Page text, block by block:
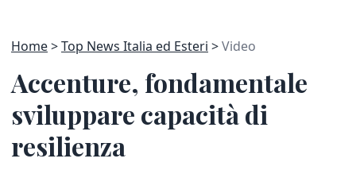
Home Top News Italia ed Esteri Video
Accenture, fondamentale
sviluppare capacità di
resilienza